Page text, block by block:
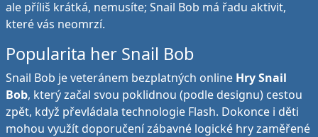
ale příliš krátká, nemusíte; Snail Bob má řadu aktivit,
které vás neomrzí.
Popularita her Snail Bob
Snail Bob je veteránem bezplatných online Hry Snail
Bob, který začal svou poklidnou (podle designu) cestou
zpět, když převládala technologie Flash. Dokonce i děti
mohou využít doporučení zábavné logické hry zaměřené